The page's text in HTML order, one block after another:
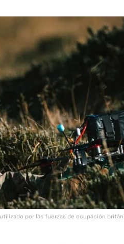
por las fuerzas de ocupación